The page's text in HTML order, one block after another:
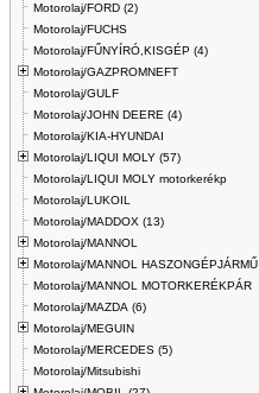
Motorolaj/FORD (2)
Motorolaj/FUCHS
Motorolaj/FŰNYÍRÓ,KISGÉP (4)
Motorolaj/GAZPROMNEFT
Motorolaj/GULF
Motorolaj/JOHN DEERE (4)
Motorolaj/KIA-HYUNDAI
Motorolaj/LIQUI MOLY (57)
Motorolaj/LIQUI MOLY motorkerékp
Motorolaj/LUKOIL
Motorolaj/MADDOX (13)
Motorolaj/MANNOL
Motorolaj/MANNOL HASZONGÉPJÁRMŰ
Motorolaj/MANNOL MOTORKERÉKPÁR
Motorolaj/MAZDA (6)
Motorolaj/MEGUIN
Motorolaj/MERCEDES (5)
Motorolaj/Mitsubishi